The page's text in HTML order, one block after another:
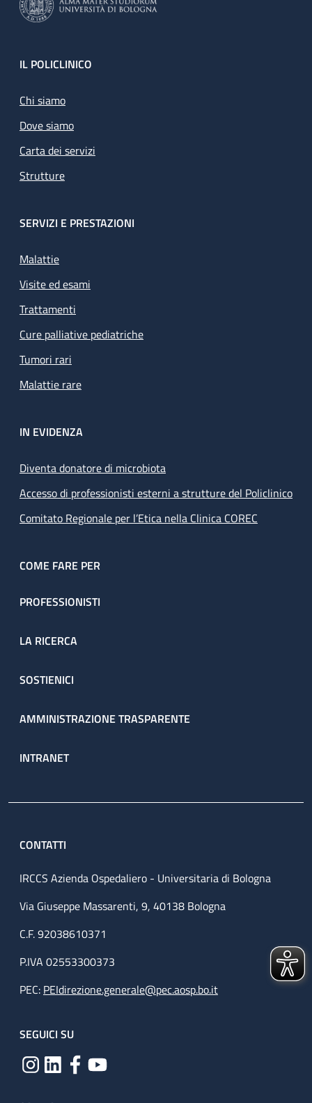
Footer
IL POLICLINICO
Chi siamo
Dove siamo
Carta dei servizi
Strutture
SERVIZI E PRESTAZIONI
Malattie
Visite ed esami
Trattamenti
Cure palliative pediatriche
Tumori rari
Malattie rare
IN EVIDENZA
Diventa donatore di microbiota
Accesso di professionisti esterni a strutture del Policlinico
Comitato Regionale per l’Etica nella Clinica COREC
COME FARE PER
PROFESSIONISTI
LA RICERCA
SOSTIENICI
AMMINISTRAZIONE TRASPARENTE
INTRANET
CONTATTI
IRCCS Azienda Ospedaliero - Universitaria di Bologna
Via Giuseppe Massarenti, 9, 40138 Bologna
C.F. 92038610371
P.IVA 02553300373
PEC: PEIdirezione.generale@pec.aosp.bo.it
SEGUICI SU